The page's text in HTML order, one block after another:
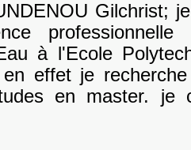
Gilchrist;
à l'Ecole
effet je
en master. je